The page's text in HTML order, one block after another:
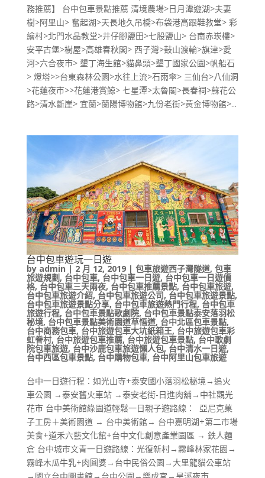
務推薦】 台中包車景點推薦 清境農場>日月潭遊湖>夫妻
樹>阿里山> 奮起湖>天長地久吊橋>布袋港高跟鞋教堂> 彩
繪村>北門水晶教堂>井仔腳鹽田>七股鹽山> 台南赤崁樓>
安平古堡>樹屋>高雄春秋閣> 西子灣>鼓山渡輪>旗津>愛
河>六合夜市> 墾丁海生館>貓鼻頭>墾丁國家公園>帆船石
> 燈塔>>台東森林公園>水往上流>石雨傘> 三仙台>八仙洞
>花蓮夜市>>花蓮港賞鯨> 七星潭>太魯閣>長春祠>蘇花公
路>清水斷崖> 宜蘭>蘭陽博物館>九份老街>黃金博物館>...
台中包車遊玩一日遊
by admin | 2 月 12, 2019| 包車旅遊西子灣隧道, 包車
旅遊規劃, 台中包車, 台中包車一日遊, 台中包車一日遊價
格, 台中包車三天兩夜, 台中包車推薦景點, 台中包車旅遊,
台中包車旅遊介紹, 台中包車旅遊公司, 台中包車旅遊景點,
台中包車旅遊景點分享, 台中包車旅遊熱門行程, 台中包車
旅遊行程, 台中包車景點歌劇院, 台中包車景點泰安落羽松
秘境, 台中包車景點美術園道草悟道, 台中北區包車景點,
台中商務包車, 台中旅遊包車大坑紙箱王, 台中旅遊包車彩
虹眷村, 台中旅遊包車推薦, 台中旅遊包車景點, 台中歌劇
院包車旅遊, 台中沙鹿包車旅遊懶人包, 台中清水一日遊,
台中西區包車景點, 台中購物包車, 台中阿里山包車旅遊
台中一日遊行程：如光山寺+泰安國小落羽松秘境→追火
車公園 →泰安舊火車站 →泰安老街-日進肉舖→中社觀光
花市 台中美術館綠園道輕鬆一日親子遊路線： 亞尼克菓
子工房＋美術園道 → 台中美術館→ 台中嘉明湖+第二市場
美食+道禾六藝文化館+台中文化創意產業園區 → 鉄人麵
倉 台中城市文青一日遊路線：光復新村→霧峰林家花園→
霧峰木瓜牛乳+肉圓婆→台中民俗公園→大里龍貓公車站
→國立台中圖書館→台中公園→樂成宮→旱溪夜市...